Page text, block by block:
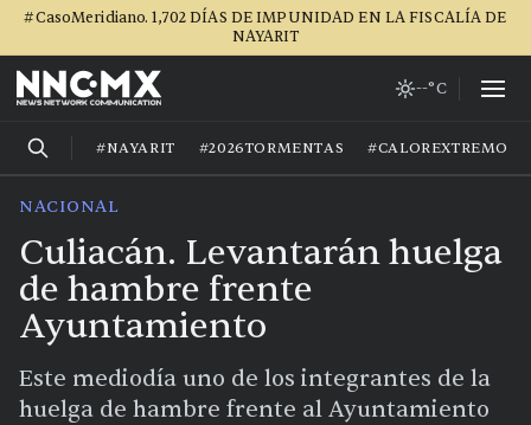
#CasoMeridiano. 1,702 DÍAS DE IMPUNIDAD EN LA FISCALÍA DE
NAYARIT
--°C
#NAYARIT #2026TORMENTAS #CALOREXTREMO
NACIONAL
Culiacán. Levantarán huelga
de hambre frente
Ayuntamiento
Este mediodía uno de los integrantes de la
huelga de hambre frente al Ayuntamiento